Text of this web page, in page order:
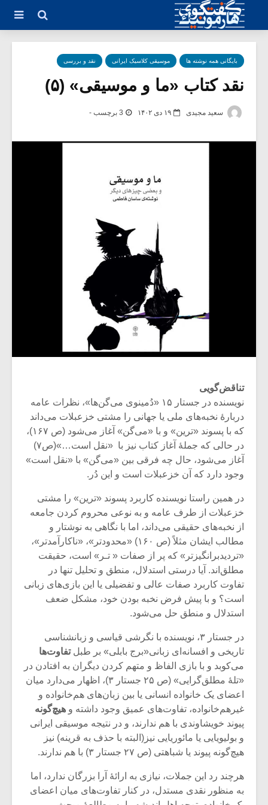
بایگانی همه نوشته ها موسیقی کلاسیک ایرانی نقد و بررسی
نقد کتاب «ما و موسیقی» (۵)
سعید مجیدی ۱۹ دی ۱۴۰۲ 3 برچسب -
تناقض‌گویی
نویسنده در جستار ۱۵ «دُمینوی می‌گن‌ها»، نظرات عامه
دربارۀ نخبه‌های ملی یا جهانی‌ را مشتی خزعبلات می‌داند
که با پسوند «ترین» و با «می‌گن» آغاز می‌شود (ص ۱۶۷)،
در حالی که جملۀ آغاز کتاب نیز با «نقل است…»(ص۷)
آغاز می‌شود، حال چه فرقی بین «می‌گن» با «نقل است»
وجود دارد که آن خزعبلات است و این دُر.
در همین راستا نویسنده کاربرد پسوند «ترین» را مشتی
خزعبلات از طرف عامه و به نوعی محروم کردن جامعه
از نخبه‌های حقیقی می‌داند، اما با نگاهی به نوشتار و
مطالب ایشان مثلاً (ص ۱۶۰) «محدودتر»، «ناکارآمدتر»،
«تردیدبرانگیزتر» که پر از صفات « تـر» است، حقیقت
مطلق‌اند. آیا درستی استدلال، منطق و تحلیل تنها در
تفاوت کاربرد صفات عالی و تفضیلی یا این بازی‌های زبانی
است؟ و با پیش‌ فرض نخبه بودن خود، مشکل ضعف
استدلال و منطق حل می‌شود.
در جستار ۳، نویسنده با نگرشی قیاسی و زبانشناسی
تاریخی و افسانه‌ای زبانی«برج بابلی» بر طبلتفاوت‌ها
می‌کوبد و با بازی الفاظ و متهم کردن دیگران به افتادن در
«تلۀ مطلق‌گرایی» (ص ۲۵ جستار ۳)، اظهار می‌دارد میان
اعضای یک خانواده انسانی یا بین زبان‌های هم‌خانواده و
غیرهم‌خانواده، تفاوت‌های عمیق وجود داشته و هیچ‌گونه
پیوند خویشاوندی با هم ندارند، و در نتیجه موسیقی ایرانی
و بولیویایی یا مائوریایی نیز(البته با حذف به قرینه) نیز
هیچ‌گونه پیوند یا شباهتی (ص ۲۷ جستار ۳) با هم ندارند.
هرچند رد این جملات، نیازی به ارائۀ آرا بزرگان ندارد، اما
به منظور نقدی مستدل، در کنار تفاوت‌های میان اعضای
میکلوش روژا
یادداشتی بر موسیقی
متن فیلم «متری
موریس ژار
دوره
موسیقی